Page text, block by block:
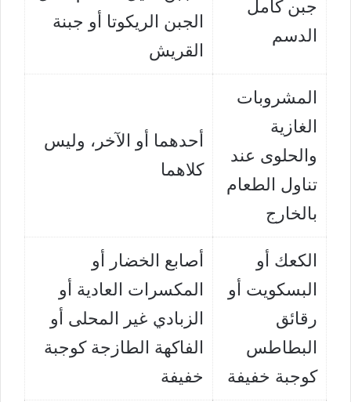
جبن كامل
الدسم
الجبن الريكوتا أو جبنة
القريش
المشروبات
الغازية
والحلوى عند
تناول الطعام
بالخارج
أحدهما أو الآخر، وليس
كلاهما
الكعك أو
البسكويت أو
رقائق
البطاطس
كوجبة خفيفة
أصابع الخضار أو
المكسرات العادية أو
الزبادي غير المحلى أو
الفاكهة الطازجة كوجبة
خفيفة